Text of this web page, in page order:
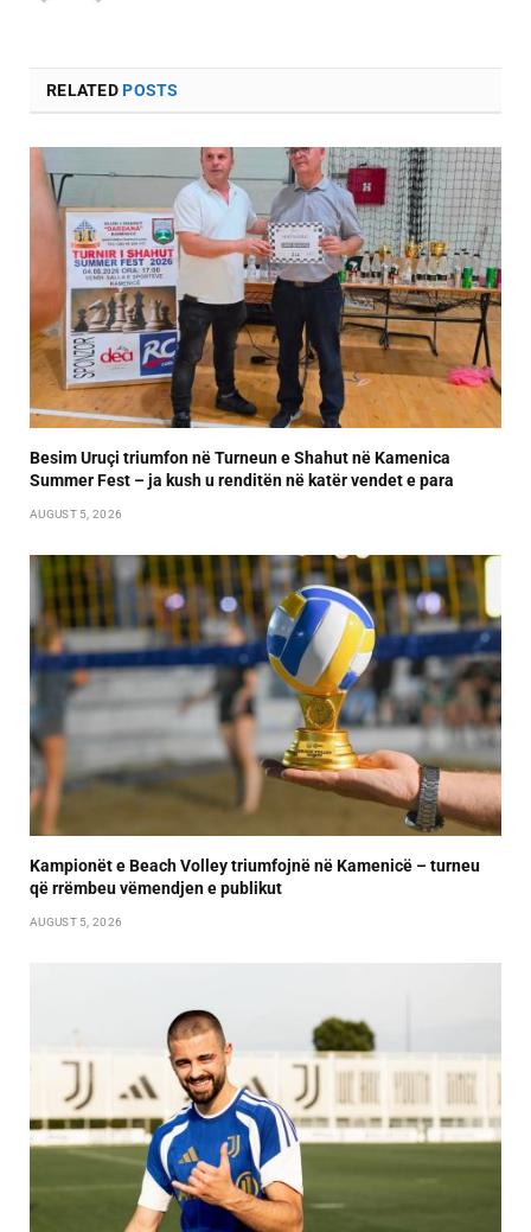
RELATEDPOSTS
Besim Uruçi triumfon në Turneun e Shahut në Kamenica
Summer Fest – ja kush u renditën në katër vendet e para
AUGUST 5, 2026
Kampionët e Beach Volley triumfojnë në Kamenicë – turneu
që rrëmbeu vëmendjen e publikut
AUGUST 5, 2026